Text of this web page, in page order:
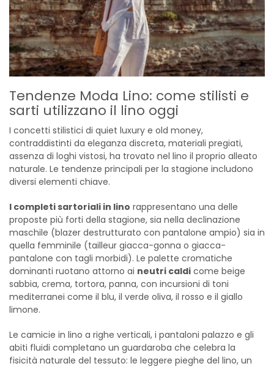
Tendenze Moda Lino: come stilisti e
sarti utilizzano il lino oggi
I concetti stilistici di quiet luxury e old money,
contraddistinti da eleganza discreta, materiali pregiati,
assenza di loghi vistosi, ha trovato nel lino il proprio alleato
naturale. Le tendenze principali per la stagione includono
diversi elementi chiave.
I completi sartoriali in lino rappresentano una delle
proposte più forti della stagione, sia nella declinazione
maschile (blazer destrutturato con pantalone ampio) sia in
quella femminile (tailleur giacca-gonna o giacca-
pantalone con tagli morbidi). Le palette cromatiche
dominanti ruotano attorno ai neutri caldi come beige
sabbia, crema, tortora, panna, con incursioni di toni
mediterranei come il blu, il verde oliva, il rosso e il giallo
limone.
Le camicie in lino a righe verticali, i pantaloni palazzo e gli
abiti fluidi completano un guardaroba che celebra la
fisicità naturale del tessuto: le leggere pieghe del lino, un